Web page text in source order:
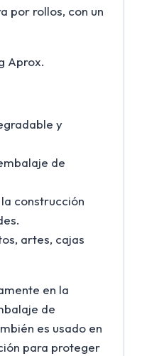
por rollos, con un
Aprox.
y
de
construcción
artes, cajas
en la
de
es usado en
para proteger